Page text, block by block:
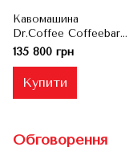
Кавомашина
Dr.Coffee Coffeebar
Plus (Нова)
135 800 грн
Купити
Обговорення